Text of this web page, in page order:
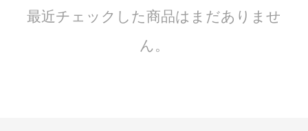
最近チェックした商品はまだありませ
ん。